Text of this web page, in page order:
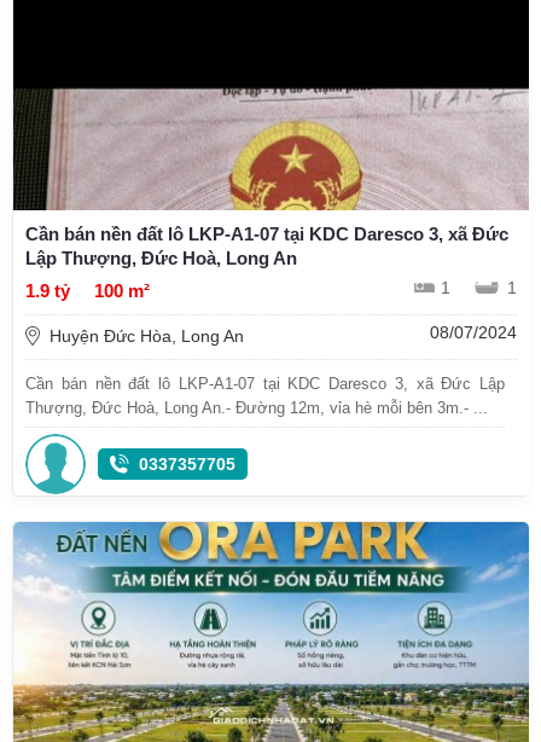
Cần bán nền đất lô LKP-A1-07 tại KDC Daresco 3, xã Đức
Lập Thượng, Đức Hoà, Long An
1.9 tỷ
100 m² 1 1
Huyện Đức Hòa, Long An 08/07/2024
Cần bán nền đất lô LKP-A1-07 tại KDC Daresco 3, xã Đức Lập
Thượng, Đức Hoà, Long An.- Đường 12m, vỉa hè mỗi bên 3m.- ...
0337357705